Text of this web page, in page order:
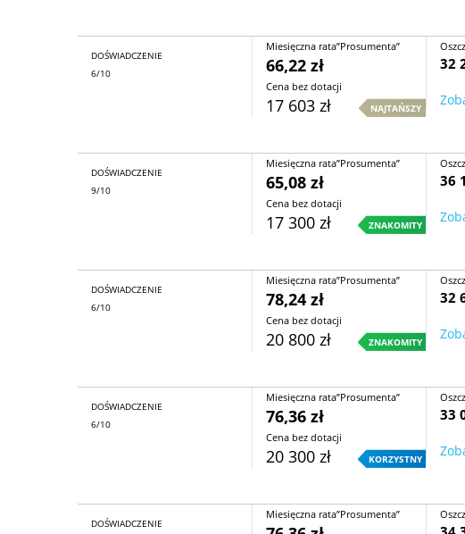
DOŚWIADCZENIE
6/10
Miesięczna rata”Prosumenta”
66,22 zł
Cena bez dotacji
17 603 zł NAJTAŃSZY
32
DOŚWIADCZENIE
9/10
Miesięczna rata”Prosumenta”
65,08 zł
Cena bez dotacji
17 300 zł ZNAKOMITY
36
DOŚWIADCZENIE
6/10
Miesięczna rata”Prosumenta”
78,24 zł
Cena bez dotacji
20 800 zł ZNAKOMITY
32
DOŚWIADCZENIE
6/10
Miesięczna rata”Prosumenta”
76,36 zł
Cena bez dotacji
20 300 zł KORZYSTNY
33
DOŚWIADCZENIE
Miesięczna rata”Prosumenta”